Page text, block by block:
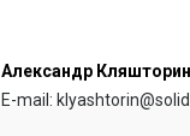
Александр Кляшторин
E-mail: